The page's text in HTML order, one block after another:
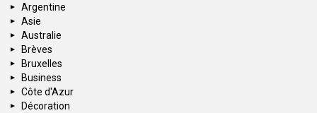
Argentine
Asie
Australie
Brèves
Bruxelles
Business
Côte d'Azur
Décoration